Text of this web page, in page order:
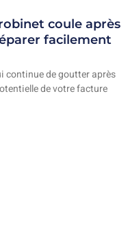
coule après
facilement
continue de goutter après
de votre facture